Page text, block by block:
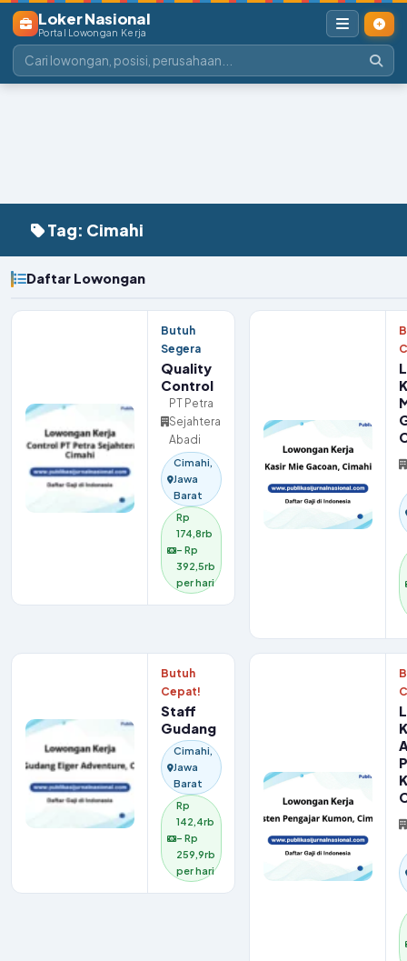
Loker Nasional
Portal Lowongan Kerja
Tag: Cimahi
Daftar Lowongan
Butuh
Segera
Quality
Control
PT Petra
Sejahtera
Abadi
Cimahi,
Jawa
Barat
Rp
174,8rb
– Rp
392,5rb
per hari
Butuh
Cepat!
Staff
Gudang
Cimahi,
Jawa
Barat
Rp
142,4rb
– Rp
259,9rb
per hari